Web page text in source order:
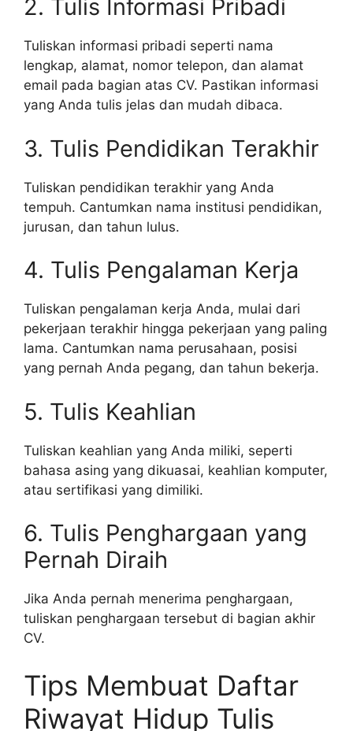
2. Tulis Informasi Pribadi
Tuliskan informasi pribadi seperti nama
lengkap, alamat, nomor telepon, dan alamat
email pada bagian atas CV. Pastikan informasi
yang Anda tulis jelas dan mudah dibaca.
3. Tulis Pendidikan Terakhir
Tuliskan pendidikan terakhir yang Anda
tempuh. Cantumkan nama institusi pendidikan,
jurusan, dan tahun lulus.
4. Tulis Pengalaman Kerja
Tuliskan pengalaman kerja Anda, mulai dari
pekerjaan terakhir hingga pekerjaan yang paling
lama. Cantumkan nama perusahaan, posisi
yang pernah Anda pegang, dan tahun bekerja.
5. Tulis Keahlian
Tuliskan keahlian yang Anda miliki, seperti
bahasa asing yang dikuasai, keahlian komputer,
atau sertifikasi yang dimiliki.
6. Tulis Penghargaan yang
Pernah Diraih
Jika Anda pernah menerima penghargaan,
tuliskan penghargaan tersebut di bagian akhir
CV.
Tips Membuat Daftar
Riwayat Hidup Tulis